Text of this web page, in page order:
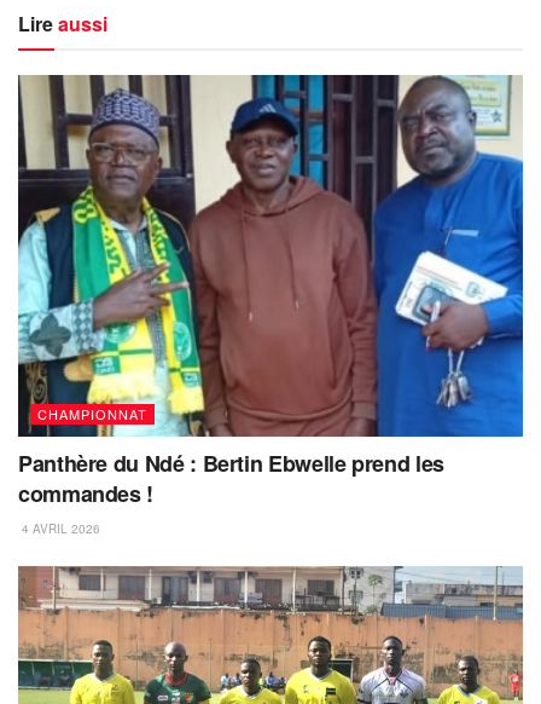
Lireaussi
CHAMPIONNAT
Panthère du Ndé : Bertin Ebwelle prend les
commandes !
4 AVRIL 2026